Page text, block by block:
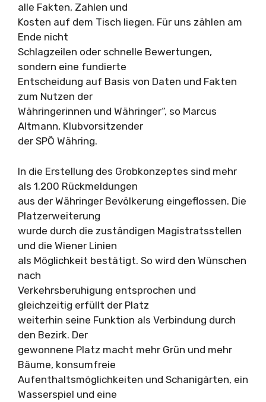
alle Fakten, Zahlen und
Kosten auf dem Tisch liegen. Für uns zählen am
Ende nicht
Schlagzeilen oder schnelle Bewertungen,
sondern eine fundierte
Entscheidung auf Basis von Daten und Fakten
zum Nutzen der
Währingerinnen und Währinger“, so Marcus
Altmann, Klubvorsitzender
der SPÖ Währing.
In die Erstellung des Grobkonzeptes sind mehr
als 1.200 Rückmeldungen
aus der Währinger Bevölkerung eingeflossen. Die
Platzerweiterung
wurde durch die zuständigen Magistratsstellen
und die Wiener Linien
als Möglichkeit bestätigt. So wird den Wünschen
nach
Verkehrsberuhigung entsprochen und
gleichzeitig erfüllt der Platz
weiterhin seine Funktion als Verbindung durch
den Bezirk. Der
gewonnene Platz macht mehr Grün und mehr
Bäume, konsumfreie
Aufenthaltsmöglichkeiten und Schanigärten, ein
Wasserspiel und eine